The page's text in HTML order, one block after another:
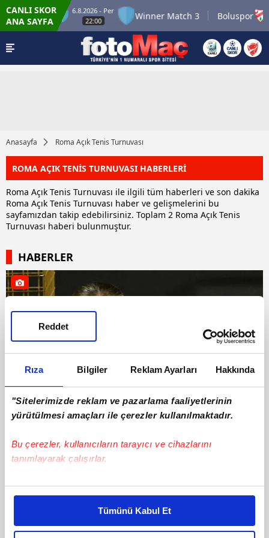
Rıza Bilgiler Reklam Ayarları Hakkında
"Sitelerimizde reklam ve pazarlama faaliyetlerinin
yürütülmesi amaçları ile çerezler kullanılmaktadır.
Bu çerezler, kullanıcıların tarayıcı ve cihazlarını
tanımlayarak çalışırlar.
Bu çerezlere izin vermeniz halinde sizlere özel
daha iyi reklam deneyimi yaşatabiliriz. Bunu yaparken
amacımızın size daha iyi bir reklam deneyimi sunmak
Tümünü Kabul Et
Reddet
CANLI SKOR
ANA SAYFA
Match 2
6.8.2026 - Per
22:00
Winner Match 3 Boluspor
Anasayfa Roma Açık Tenis Turnuvası
ROMA AÇIK TENİS TURNUVASI HABERLERİ
Roma Açık Tenis Turnuvası ile ilgili tüm haberleri ve son dakika
Roma Açık Tenis Turnuvası haber ve gelişmelerini bu
sayfamızdan takip edebilirsiniz. Toplam 2 Roma Açık Tenis
Turnuvası haberi bulunmuştur.
HABERLER